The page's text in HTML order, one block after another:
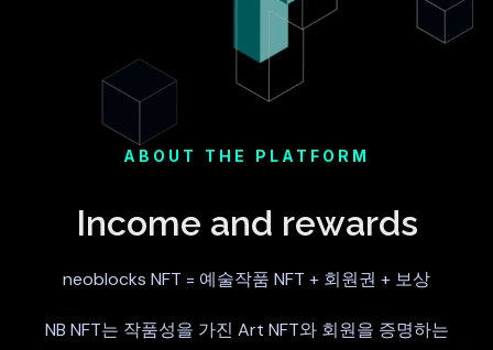
ABOUT THE PLATFORM
Income and rewards
neoblocks NFT = 예술작품 NFT + 회원권 + 보상
NB NFT는 작품성을 가진 Art NFT와 회원을 증명하는